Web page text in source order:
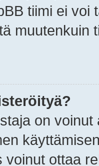
tiimi ei
muutenkuin
on
voinut ottaa